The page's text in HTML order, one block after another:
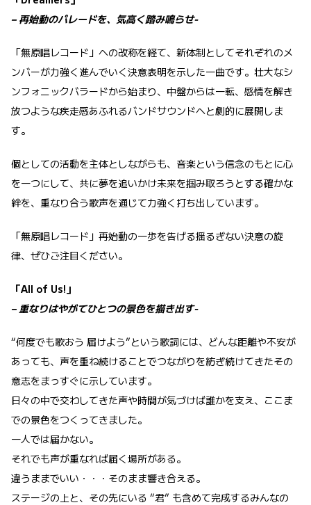
– 再始動のパレードを、気高く踏み鳴らせ-
「無原唱レコード」への改称を経て、新体制としてそれぞれのメ
ンバーが力強く進んでいく決意表明を示した一曲です。壮大なシ
ンフォニックバラードから始まり、中盤からは一転、感情を解き
放つような疾走感あふれるバンドサウンドへと劇的に展開しま
す。
個としての活動を主体としながらも、音楽という信念のもとに心
を一つにして、共に夢を追いかけ未来を掴み取ろうとする確かな
絆を、重なり合う歌声を通じて力強く打ち出しています。
「無原唱レコード」再始動の一歩を告げる揺るぎない決意の旋
律、ぜひご注目ください。
「All of Us!」
– 重なりはやがてひとつの景色を描き出す-
“何度でも歌おう 届けよう”という歌詞には、どんな距離や不安が
あっても、声を重ね続けることでつながりを紡ぎ続けてきたその
意志をまっすぐに示しています。
日々の中で交わしてきた声や時間が気づけば誰かを支え、ここま
での景色をつくってきました。
一人では届かない。
それでも声が重なれば届く場所がある。
違うままでいい・・・そのまま響き合える。
ステージの上と、その先にいる “君” も含めて完成するみんなの